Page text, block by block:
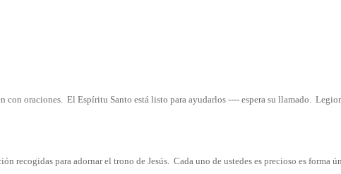
con oraciones. El Espíritu Santo está listo para ayudarlos ---- espera su llamado.
recogidas para adornar el trono de Jesús. Cada uno de ustedes es precioso es forma